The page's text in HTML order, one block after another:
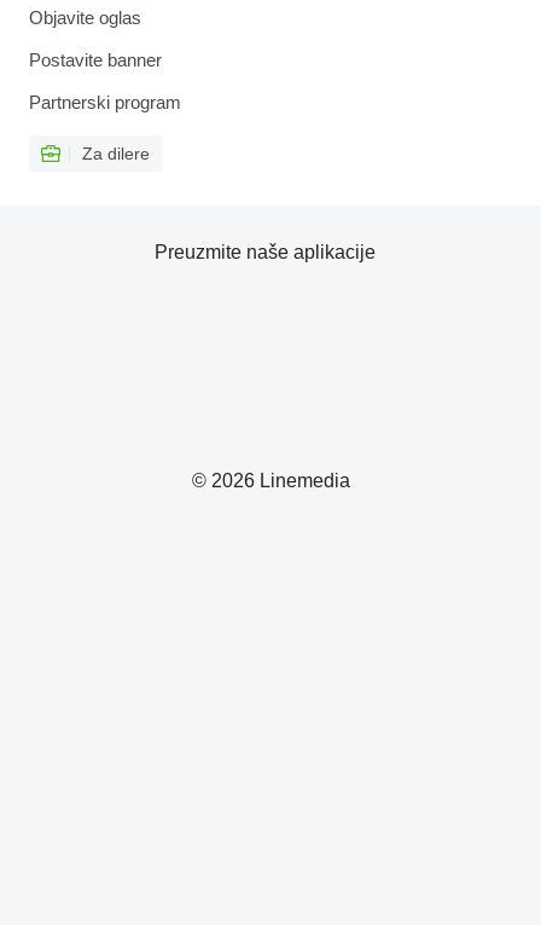
Objavite oglas
Postavite banner
Partnerski program
Za dilere
© 2026 Linemedia
Preuzmite naše aplikacije